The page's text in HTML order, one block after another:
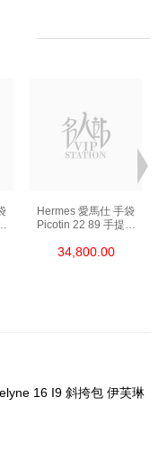
Hermes 愛馬仕 手袋
Picotin 22 89 手提包
34,800.00
16 I9 斜挎包 伊芙琳